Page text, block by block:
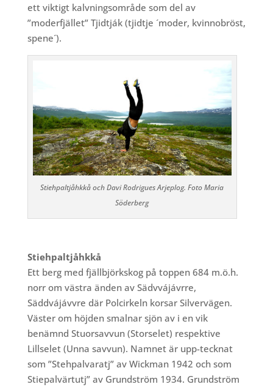
ett viktigt kalvningsområde som del av
”moderfjället” Tjidtják (tjidtje ´moder, kvinnobröst,
spene´).
Stiehpaltjåhkkå och Davi Rodrigues Arjeplog.Foto Maria
Söderberg
Stiehpaltjåhkkå
Ett berg med fjällbjörkskog på toppen 684 m.ö.h.
norr om västra änden av Sädvvájávrre,
Säddvájávvre där Polcirkeln korsar Silvervägen.
Väster om höjden smalnar sjön av i en vik
benämnd Stuorsavvun (Storselet) respektive
Lillselet (Unna savvun). Namnet är upp-tecknat
som ”Stehpalvaratj” av Wickman 1942 och som
Stiepalvärtutj” av Grundström 1934. Grundström